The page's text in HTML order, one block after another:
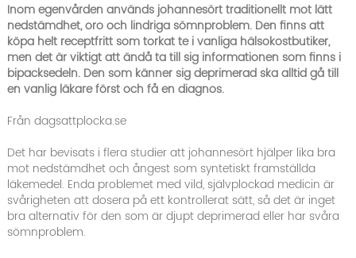
Inom egenvården används johannesört traditionellt mot lätt
nedstämdhet, oro och lindriga sömnproblem. Den finns att
köpa helt receptfritt som torkat te i vanliga hälsokostbutiker,
men det är viktigt att ändå ta till sig informationen som finns i
bipacksedeln. Den som känner sig deprimerad ska alltid gå till
en vanlig läkare först och få en diagnos.
Från dagsattplocka.se
Det har bevisats i flera studier att johannesört hjälper lika bra
mot nedstämdhet och ångest som syntetiskt framställda
läkemedel. Enda problemet med vild, självplockad medicin är
svårigheten att dosera på ett kontrollerat sätt, så det är inget
bra alternativ för den som är djupt deprimerad eller har svåra
sömnproblem.